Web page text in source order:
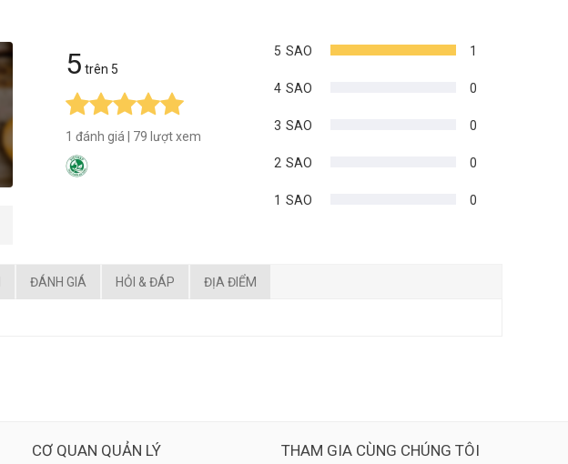
5 trên 5
1 đánh giá 79 lượt xem
5 SAO 1
4 SAO 0
3 SAO 0
2 SAO 0
1 SAO 0
ĐÁNH GIÁ HỎI & ĐÁP ĐỊA ĐIỂM
CƠ QUAN QUẢN LÝ THAM GIA CÙNG CHÚNG TÔI